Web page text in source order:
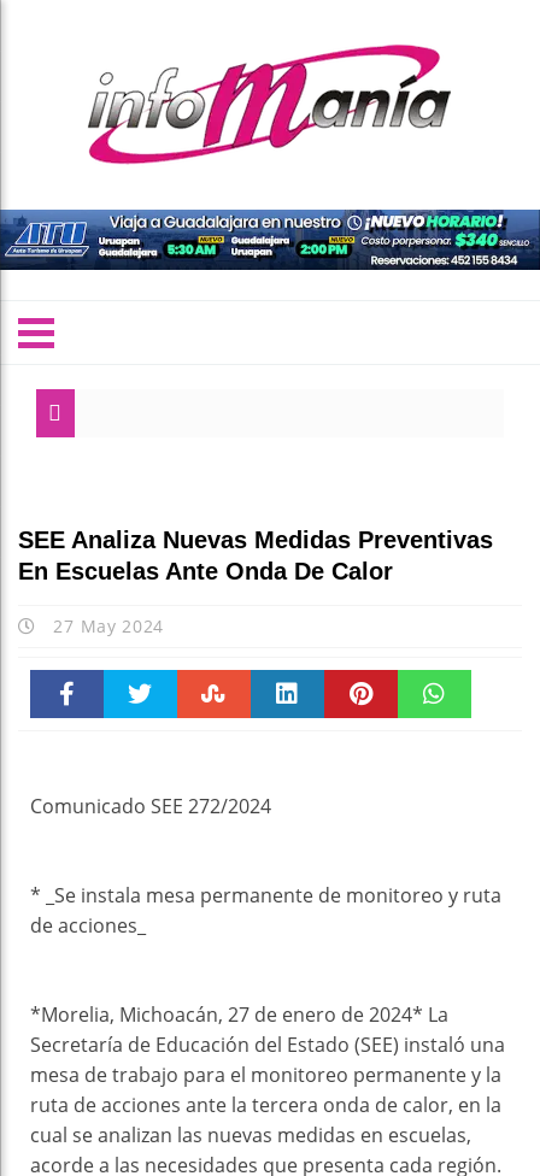
SEE Analiza Nuevas Medidas Preventivas
En Escuelas Ante Onda De Calor
27 May 2024
Comunicado SEE 272/2024
* _Se instala mesa permanente de monitoreo y ruta
de acciones_
*Morelia, Michoacán, 27 de enero de 2024* La
Secretaría de Educación del Estado (SEE) instaló una
mesa de trabajo para el monitoreo permanente y la
ruta de acciones ante la tercera onda de calor, en la
cual se analizan las nuevas medidas en escuelas,
acorde a las necesidades que presenta cada región.